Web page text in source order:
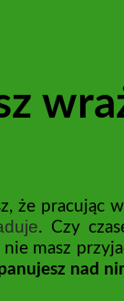
że pracując
. Czy
masz
nad